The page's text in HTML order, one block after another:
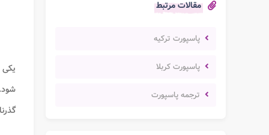
مقالات مرتبط
پاسپورت ترکیه
پاسپورت کربلا
ترجمه پاسپورت
یکی